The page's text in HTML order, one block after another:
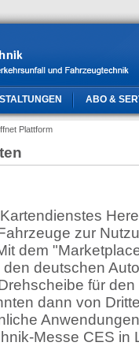
ABO &
Plattform
zur
dem
deutschen
für
dann von
Messe CES in